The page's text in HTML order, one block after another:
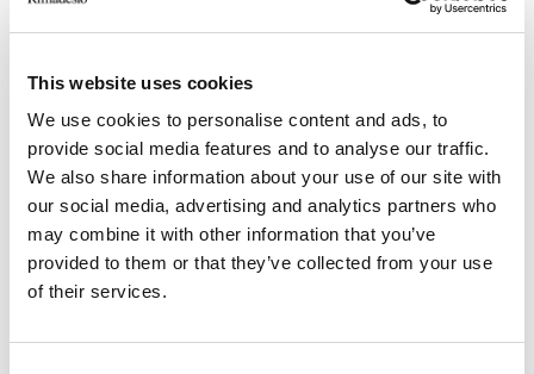
This website uses cookies
We use cookies to personalise content and ads, to
provide social media features and to analyse our traffic.
We also share information about your use of our site with
our social media, advertising and analytics partners who
may combine it with other information that you’ve
provided to them or that they’ve collected from your use
of their services.
bidireccional
Radius,
Giuseppe
Bavuso, ha
ganado el
premio a
los mejores
productos
German
Design
Award 2023
en la
categoría
Excelente
diseño de
producto:
construcción